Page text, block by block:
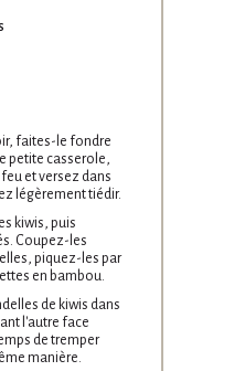
faites-le fondre
petite casserole,
et versez dans
légèrement tiédir.
kiwis, puis
Coupez-les
piquez-les par
en bambou.
de kiwis dans
l'autre face
de tremper
manière.